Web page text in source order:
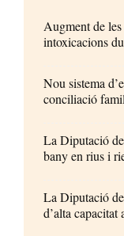
Augment de
intoxicacions
Nou sistema
conciliació
La Diputació
bany en rius i
La Diputació
d’alta capacitat